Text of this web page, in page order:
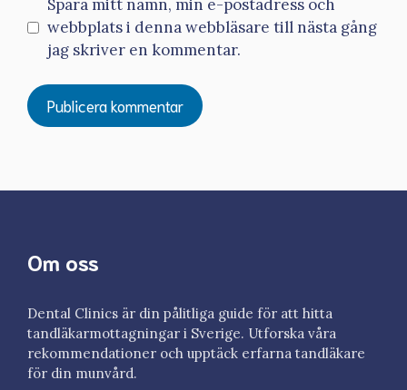
Spara mitt namn, min e-postadress och
webbplats i denna webbläsare till nästa gång
jag skriver en kommentar.
Om oss
Dental Clinics är din pålitliga guide för att hitta
tandläkarmottagningar i Sverige. Utforska våra
rekommendationer och upptäck erfarna tandläkare
för din munvård.